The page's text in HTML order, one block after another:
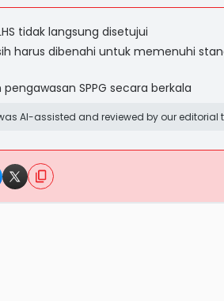
tidak langsung disetujui
harus dibenahi untuk memenuhi
SPPG secara berkala
AI-assisted and reviewed by our editorial